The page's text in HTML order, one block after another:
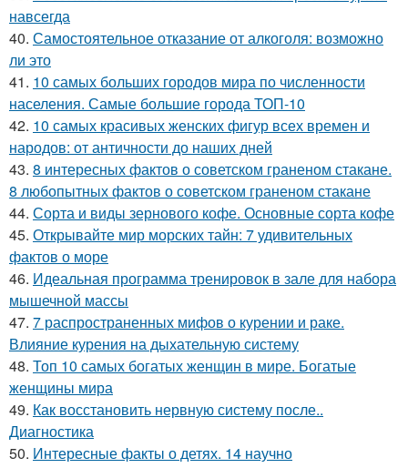
навсегда
40. Самостоятельное отказание от алкоголя: возможно
ли это
41. 10 самых больших городов мира по численности
населения. Самые большие города ТОП-10
42. 10 самых красивых женских фигур всех времен и
народов: от античности до наших дней
43. 8 интересных фактов о советском граненом стакане.
8 любопытных фактов о советском граненом стакане
44. Сорта и виды зернового кофе. Основные сорта кофе
45. Открывайте мир морских тайн: 7 удивительных
фактов о море
46. Идеальная программа тренировок в зале для набора
мышечной массы
47. 7 распространенных мифов о курении и раке.
Влияние курения на дыхательную систему
48. Топ 10 самых богатых женщин в мире. Богатые
женщины мира
49. Как восстановить нервную систему после..
Диагностика
50. Интересные факты о детях. 14 научно